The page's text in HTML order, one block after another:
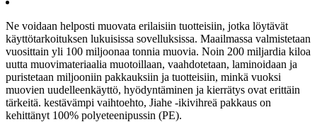
Ne voidaan helposti muovata erilaisiin tuotteisiin, jotka löytävät
käyttötarkoituksen lukuisissa sovelluksissa. Maailmassa valmistetaan
vuosittain yli 100 miljoonaa tonnia muovia. Noin 200 miljardia kiloa
uutta muovimateriaalia muotoillaan, vaahdotetaan, laminoidaan ja
puristetaan miljooniin pakkauksiin ja tuotteisiin, minkä vuoksi
muovien uudelleenkäyttö, hyödyntäminen ja kierrätys ovat erittäin
tärkeitä. kestävämpi vaihtoehto, Jiahe -ikivihreä pakkaus on
kehittänyt 100% polyeteenipussin (PE).